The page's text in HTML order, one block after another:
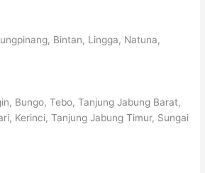
Bintan, Lingga, Natuna,
Bungo, Tebo, Tanjung Jabung Barat,
Kerinci, Tanjung Jabung Timur, Sungai